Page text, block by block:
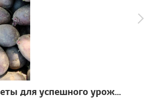
Картофель: советы для успешного урожая